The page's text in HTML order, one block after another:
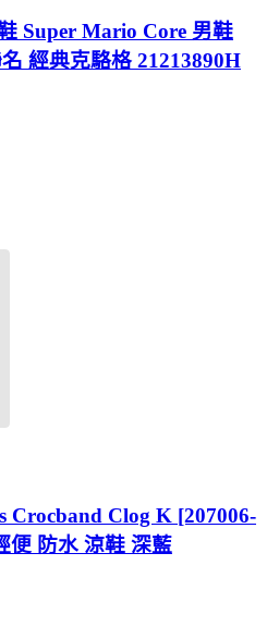
Super Mario Core 男鞋
經典克駱格 21213890H
Crocband Clog K [207006-
便 防水 涼鞋 深藍